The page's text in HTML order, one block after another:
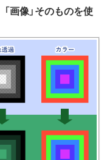
「画像」そのものを使